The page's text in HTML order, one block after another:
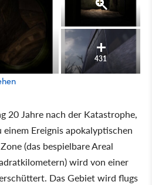
431
20 Jahre nach der Katastrophe,
Ereignis apokalyptischen
(das bespielbare Areal
wird von einer
Das Gebiet wird flugs